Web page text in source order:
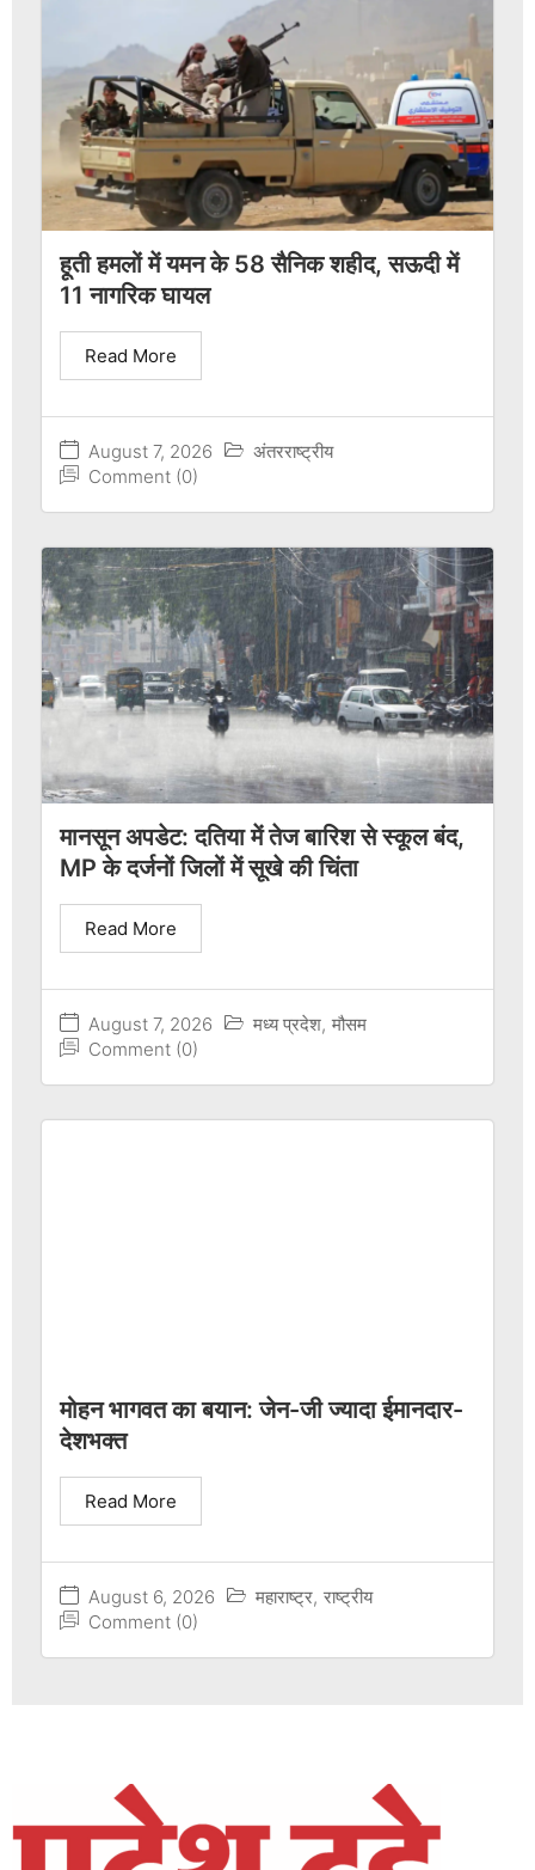
हूती हमलों में यमन के 58 सैनिक शहीद, सऊदी में
11 नागरिक घायल
August 7, 2026
अंतरराष्ट्रीय
Comment (0)
Read More
मानसून अपडेट: दतिया में तेज बारिश से स्कूल बंद,
MP के दर्जनों जिलों में सूखे की चिंता
August 7, 2026 मध्य प्रदेश, मौसम
Comment (0)
Read More
मोहन भागवत का बयान: जेन-जी ज्यादा ईमानदार-
देशभक्त
August 6, 2026 महाराष्ट्र, राष्ट्रीय
Comment (0)
Read More